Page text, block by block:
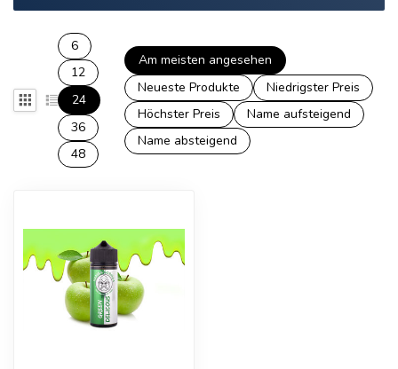
6
12
24
36
48
Am meisten angesehen
Neueste Produkte
Niedrigster Preis
Höchster Preis
Name aufsteigend
Name absteigend